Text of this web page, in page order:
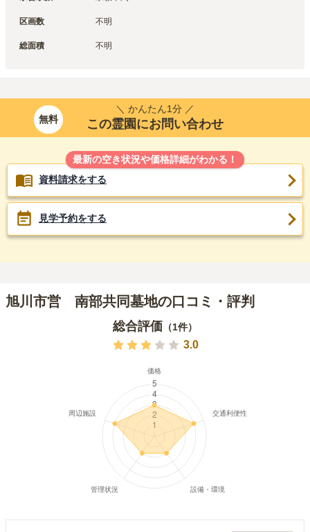
区画数 不明
総面積 不明
無料
＼ かんたん1分 ／
この霊園にお問い合わせ
最新の空き状況や価格詳細がわかる！
資料請求をする
見学予約をする
旭川市営 南部共同墓地の口コミ・評判
総合評価 （1件）
3.0